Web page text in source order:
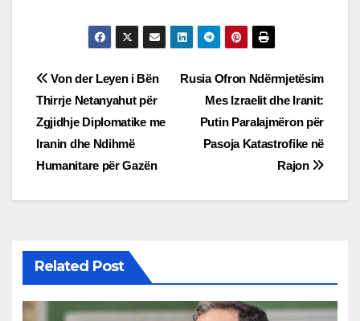
Post
navigation
Rusia Ofron Ndërmjetësim
Mes Izraelit dhe Iranit:
Putin Paralajmëron për
Pasoja Katastrofike në
Rajon
Von der Leyen i Bën
Thirrje Netanyahut për
Zgjidhje Diplomatike me
Iranin dhe Ndihmë
Humanitare për Gazën
Related Post